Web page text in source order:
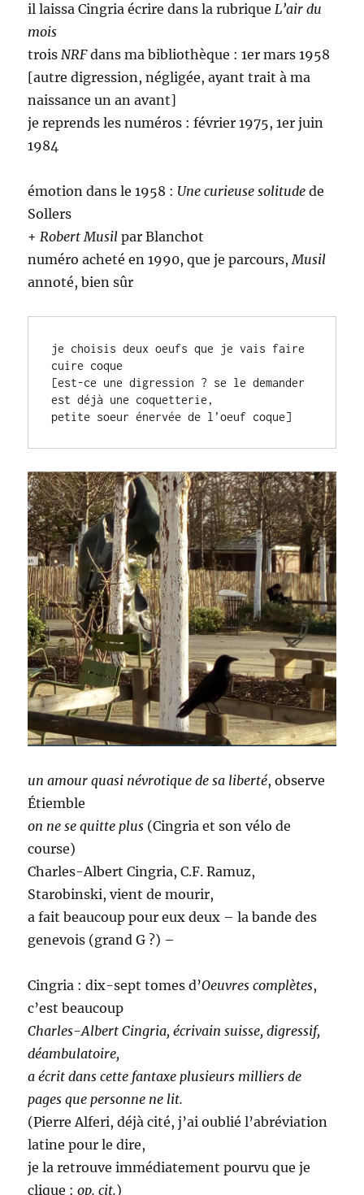
il laissa Cingria écrire dans la rubriqueL’air du
mois
troisNRFdans ma bibliothèque : 1er mars 1958
[autre digression, négligée, ayant trait à ma
naissance un an avant]
je reprends les numéros : février 1975, 1er juin
1984
émotion dans le 1958 : Une curieuse solitude de
Sollers
+Robert Musil par Blanchot
numéro acheté en 1990, que je parcours,Musil
annoté, bien sûr
je choisis deux oeufs que je vais faire
cuire coque
[est-ce une digression ? se le demander
est déjà une coquetterie,
petite soeur énervée de l’oeuf coque]
un amour quasi névrotique de sa liberté, observe
Étiemble
on ne se quitte plus (Cingria et son vélo de
course)
Charles-Albert Cingria, C.F. Ramuz,
Starobinski, vient de mourir,
a fait beaucoup pour eux deux – la bande des
genevois (grand G ?) –
Cingria : dix-sept tomes d’Oeuvres complètes,
c’est beaucoup
Charles-Albert Cingria, écrivain suisse, digressif,
déambulatoire,
a écrit dans cette fantaxe plusieurs milliers de
pages que personne ne lit.
(Pierre Alferi, déjà cité, j’ai oublié l’abréviation
latine pour le dire,
je la retrouve immédiatement pourvu que je
clique : op. cit.)